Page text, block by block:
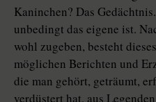
Kaninchen? Das
unbedingt das eigene ist.
wohl zugeben, besteht
möglichen Berichten und
die man gehört, geträumt,
verdüstert hat, aus